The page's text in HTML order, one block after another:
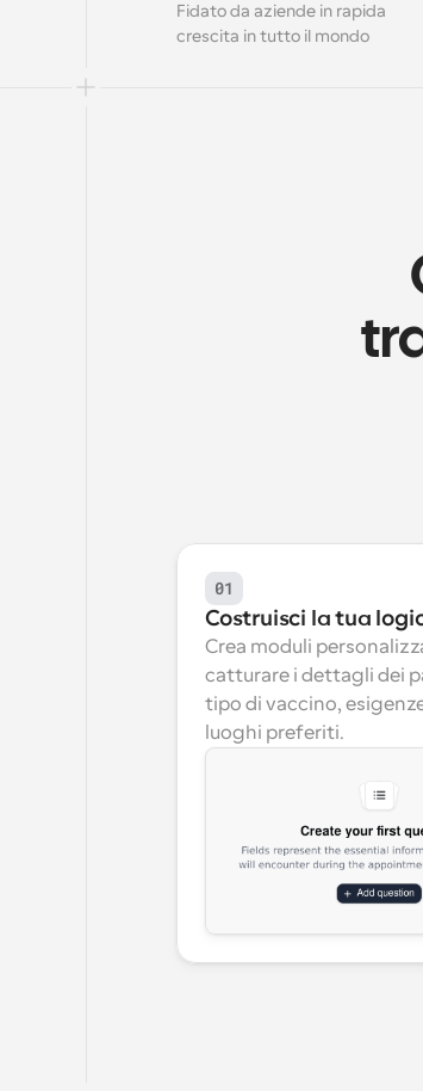
Fidato da aziende in rapida
crescita in tutto il mondo
01
Costruisci la tua
Crea moduli
catturare i dettagli dei
tipo di vaccino,
luoghi preferiti.